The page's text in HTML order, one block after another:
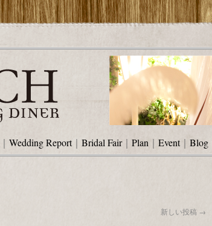
｜ Wedding Report｜ Bridal Fair｜ Plan ｜ Event｜ Blog
新しい投稿 →